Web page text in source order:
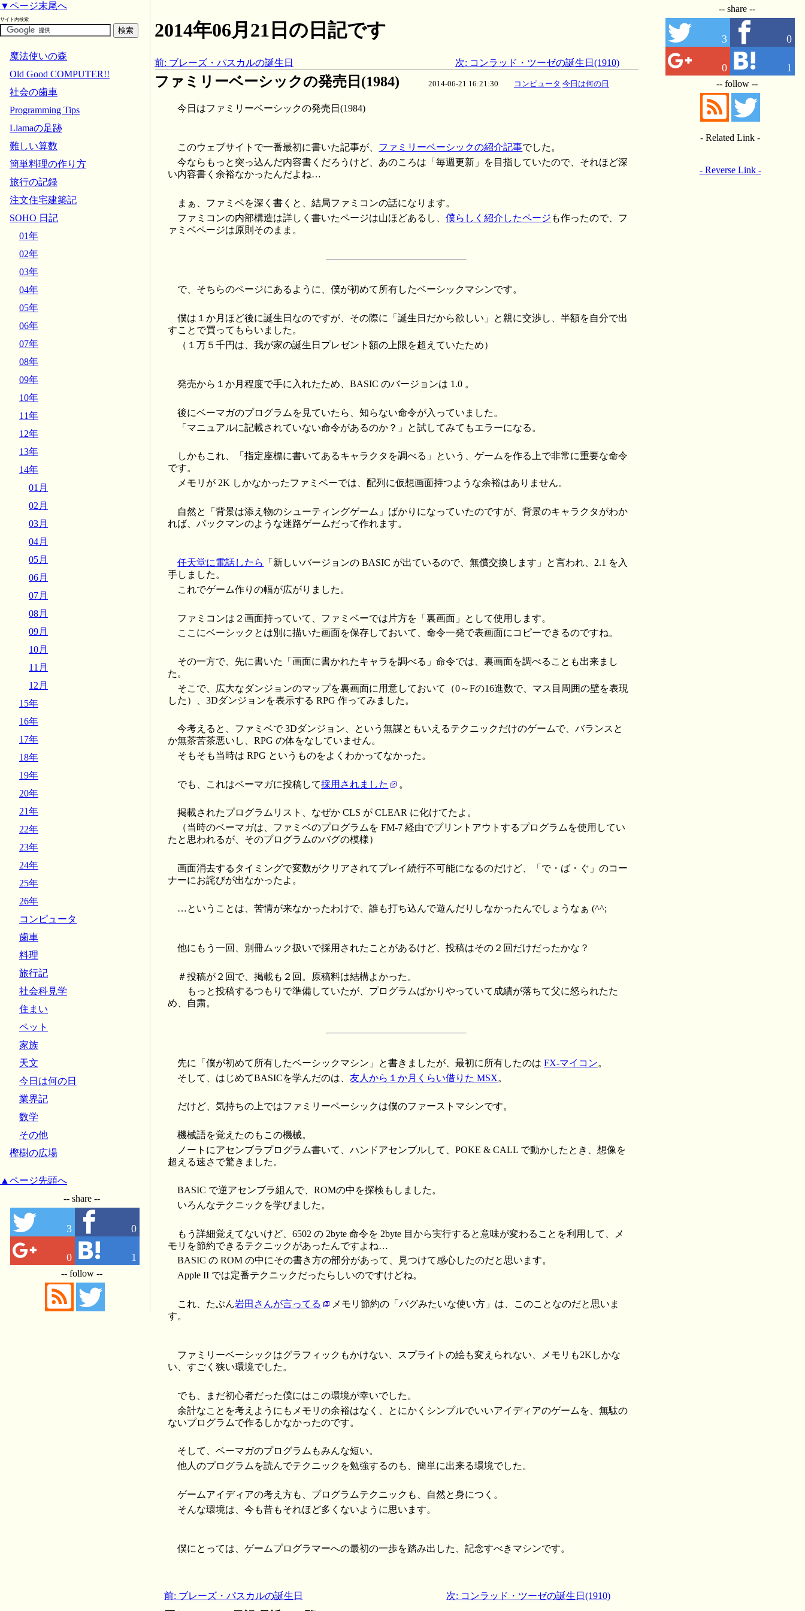
2014年06月21日の日記です
前: ブレーズ・パスカルの誕生日 次: コンラッド・ツーゼの誕生日(1910)
ファミリーベーシックの発売日(1984) 2014-06-21 16:21:30 コンピュータ 今日は何の日
今日はファミリーベーシックの発売日(1984)
このウェブサイトで一番最初に書いた記事が、 ファミリーベーシックの紹介記事でした。
今ならもっと突っ込んだ内容書くだろうけど、あのころは「毎週更新」を目指していたので、それほど深
い内容書く余裕なかったんだよね…
まぁ、ファミベを深く書くと、結局ファミコンの話になります。
ファミコンの内部構造は詳しく書いたページは山ほどあるし、僕らしく紹介したページ も作ったので、フ
ァミベページは原則そのまま。
で、そちらのページにあるように、僕が初めて所有したベーシックマシンです。
僕は１か月ほど後に誕生日なのですが、その際に「誕生日だから欲しい」と親に交渉し、半額を自分で出
すことで買ってもらいました。
（１万５千円は、我が家の誕生日プレゼント額の上限を超えていたため）
発売から１か月程度で手に入れたため、BASIC のバージョンは 1.0 。
後にベーマガのプログラムを見ていたら、知らない命令が入っていました。
「マニュアルに記載されていない命令があるのか？」と試してみてもエラーになる。
しかもこれ、「指定座標に書いてあるキャラクタを調べる」という、ゲームを作る上で非常に重要な命令
です。
メモリが 2K しかなかったファミベーでは、配列に仮想画面持つような余裕はありません。
自然と「背景は添え物のシューティングゲーム」ばかりになっていたのですが、背景のキャラクタがわか
れば、パックマンのような迷路ゲームだって作れます。
任天堂に電話したら
「新しいバージョンの BASIC が出ているので、無償交換します」と言われ、2.1 を入
手しました。
これでゲーム作りの幅が広がりました。
ファミコンは２画面持っていて、ファミベーでは片方を「裏画面」として使用します。
ここにベーシックとは別に描いた画面を保存しておいて、命令一発で表画面にコピーできるのですね。
その一方で、先に書いた「画面に書かれたキャラを調べる」命令では、裏画面を調べることも出来まし
た。
そこで、広大なダンジョンのマップを裏画面に用意しておいて（0～Fの16進数で、マス目周囲の壁を表現
した）、3Dダンジョンを表示する RPG 作ってみました。
今考えると、ファミベで 3Dダンジョン、という無謀ともいえるテクニックだけのゲームで、バランスと
か無茶苦茶悪いし、RPG の体をなしていません。
そもそも当時は RPG というものをよくわかってなかった。
でも、これはベーマガに投稿して採用されました 。
掲載されたプログラムリスト、なぜか CLS が CLEAR に化けてたよ。
（当時のベーマガは、ファミベのプログラムを FM-7 経由でプリントアウトするプログラムを使用してい
たと思われるが、そのプログラムのバグの模様）
画面消去するタイミングで変数がクリアされてプレイ続行不可能になるのだけど、「で・ば・ぐ」のコー
ナーにお詫びが出なかったよ。
…ということは、苦情が来なかったわけで、誰も打ち込んで遊んだりしなかったんでしょうなぁ (^^;
他にもう一回、別冊ムック扱いで採用されたことがあるけど、投稿はその２回だけだったかな？
＃投稿が２回で、掲載も２回。原稿料は結構よかった。
もっと投稿するつもりで準備していたが、プログラムばかりやっていて成績が落ちて父に怒られたた
め、自粛。
先に「僕が初めて所有したベーシックマシン」と書きましたが、最初に所有したのはFX-マイコン。
そして、はじめてBASICを学んだのは、友人から１か月くらい借りた MSX。
だけど、気持ちの上ではファミリーベーシックは僕のファーストマシンです。
機械語を覚えたのもこの機械。
ノートにアセンブラプログラム書いて、ハンドアセンブルして、POKE & CALL で動かしたとき、想像を
超える速さで驚きました。
BASIC で逆アセンブラ組んで、ROMの中を探検もしました。
いろんなテクニックを学びました。
もう詳細覚えてないけど、6502 の 2byte 命令を 2byte 目から実行すると意味が変わることを利用して、メ
モリを節約できるテクニックがあったんですよね…
BASIC の ROM の中にその書き方の部分があって、見つけて感心したのだと思います。
Apple II では定番テクニックだったらしいのですけどね。
これ、たぶん岩田さんが言ってる
メモリ節約の「バグみたいな使い方」は、このことなのだと思いま
す。
ファミリーベーシックはグラフィックもかけない、スプライトの絵も変えられない、メモリも2Kしかな
い、すごく狭い環境でした。
でも、まだ初心者だった僕にはこの環境が幸いでした。
余計なことを考えようにもメモリの余裕はなく、とにかくシンプルでいいアイディアのゲームを、無駄の
ないプログラムで作るしかなかったのです。
そして、ベーマガのプログラムもみんな短い。
他人のプログラムを読んでテクニックを勉強するのも、簡単に出来る環境でした。
ゲームアイディアの考え方も、プログラムテクニックも、自然と身につく。
そんな環境は、今も昔もそれほど多くないように思います。
僕にとっては、ゲームプログラマーへの最初の一歩を踏み出した、記念すべきマシンです。
前: ブレーズ・パスカルの誕生日 次: コンラッド・ツーゼの誕生日(1910)
-- share --
3 0
0 1
-- follow --
- Related Link -
- Reverse Link -
▼ページ末尾へ
サイト内検索
魔法使いの森
Old Good COMPUTER!!
社会の歯車
Programming Tips
Llamaの足跡
難しい算数
簡単料理の作り方
旅行の記録
注文住宅建築記
SOHO 日記
01年
02年
03年
04年
05年
06年
07年
08年
09年
10年
11年
12年
13年
14年
01月
02月
03月
04月
05月
06月
07月
08月
09月
10月
11月
12月
15年
16年
17年
18年
19年
20年
21年
22年
23年
24年
25年
26年
コンピュータ
歯車
料理
旅行記
社会科見学
住まい
ペット
家族
天文
今日は何の日
業界記
数学
その他
樫樹の広場
▲ページ先頭へ
-- share --
3 0
0 1
-- follow --